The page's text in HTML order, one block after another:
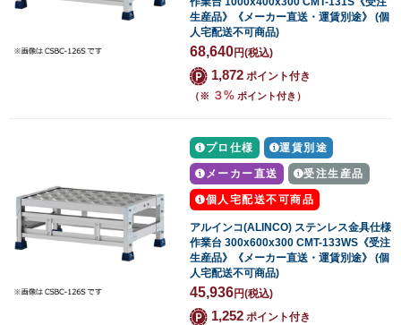
生産品》《メーカー直送・運賃別途》 (個
人宅配送不可商品)
68,640円(税込)
1,872 ポイント付き
（※ ３% ポイント付き）
プロ仕様 運賃別途
メーカー直送 受注生産品
個人宅配送不可商品
アルインコ(ALINCO) ステンレス金具仕様
作業台 300x600x300 CMT-133WS《受注
生産品》《メーカー直送・運賃別途》 (個
人宅配送不可商品)
45,936円(税込)
1,252 ポイント付き